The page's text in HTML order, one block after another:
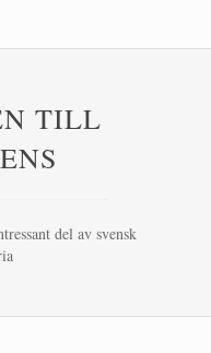
TILL
del av svensk